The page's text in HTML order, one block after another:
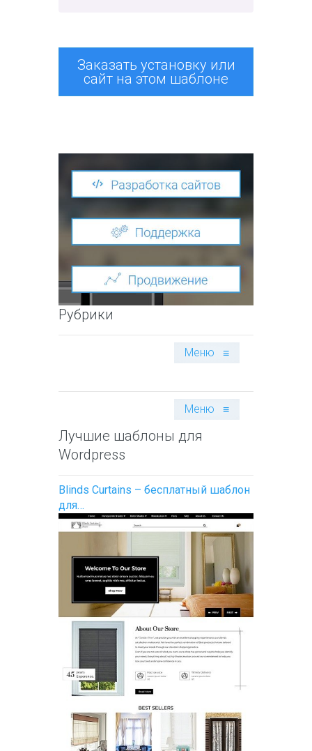
Заказать установку или
сайт на этом шаблоне
Рубрики
Меню ≡
Меню ≡
Лучшие шаблоны для
Wordpress
Blinds Curtains – бесплатный шаблон
для…